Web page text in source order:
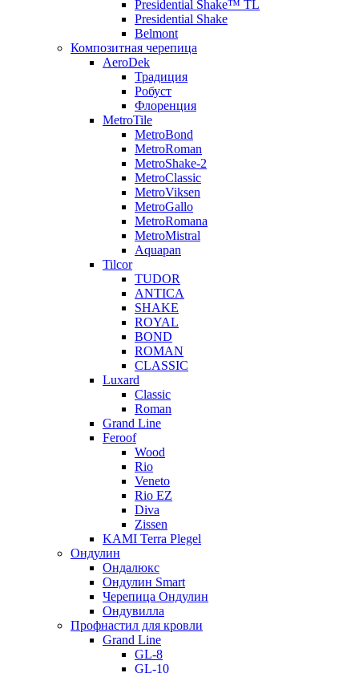
Presidential Shake™ TL
Presidential Shake
Belmont
Композитная черепица
AeroDek
Традиция
Робуст
Флоренция
MetroTile
MetroBond
MetroRoman
MetroShake-2
MetroClassic
MetroViksen
MetroGallo
MetroRomana
MetroMistral
Aquapan
Tilcor
TUDOR
ANTICA
SHAKE
ROYAL
BOND
ROMAN
CLASSIC
Luxard
Classic
Roman
Grand Line
Feroof
Wood
Rio
Veneto
Rio EZ
Diva
Zissen
KAMI Terra Plegel
Ондулин
Ондалюкс
Ондулин Smart
Черепица Ондулин
Ондувилла
Профнастил для кровли
Grand Line
GL-8
GL-10